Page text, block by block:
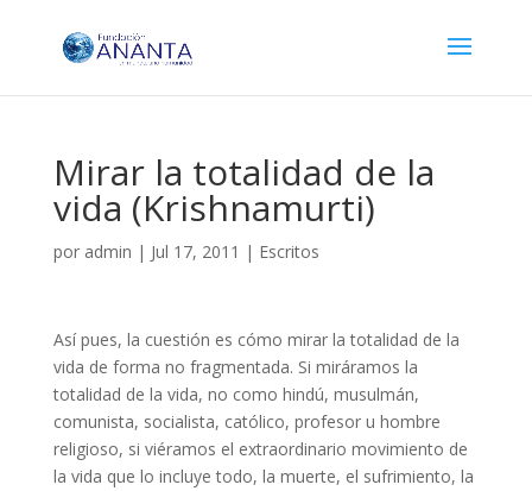
Mirar la totalidad de la
vida (Krishnamurti)
por admin | Jul 17, 2011 | Escritos
Así pues, la cuestión es cómo mirar la totalidad de la
vida de forma no fragmentada. Si miráramos la
totalidad de la vida, no como hindú, musulmán,
comunista, socialista, católico, profesor u hombre
religioso, si viéramos el extraordinario movimiento de
la vida que lo incluye todo, la muerte, el sufrimiento, la